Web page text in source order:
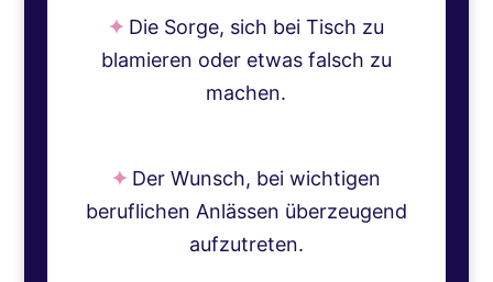
✦ Die Sorge, sich bei Tisch zu
blamieren oder etwas falsch zu
machen.
✦ Der Wunsch, bei wichtigen
beruflichen Anlässen überzeugend
aufzutreten.